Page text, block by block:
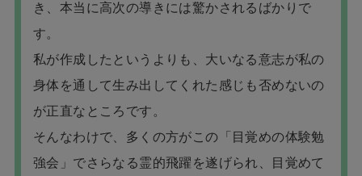
き、本当に高次の導きには驚かされるばかりで
す。
私が作成したというよりも、大いなる意志が私の
身体を通して生み出してくれた感じも否めないの
が正直なところです。
そんなわけで、多くの方がこの「目覚めの体験勉
強会」でさらなる霊的飛躍を遂げられ、目覚めて